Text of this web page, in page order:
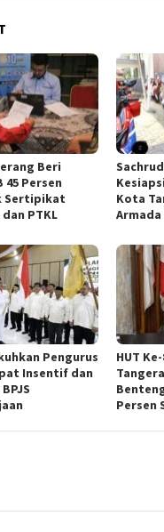
Beri
45 Persen
Sertipikat
dan PTKL
Kota
Armada
Pengurus
Insentif dan
HUT
Persen